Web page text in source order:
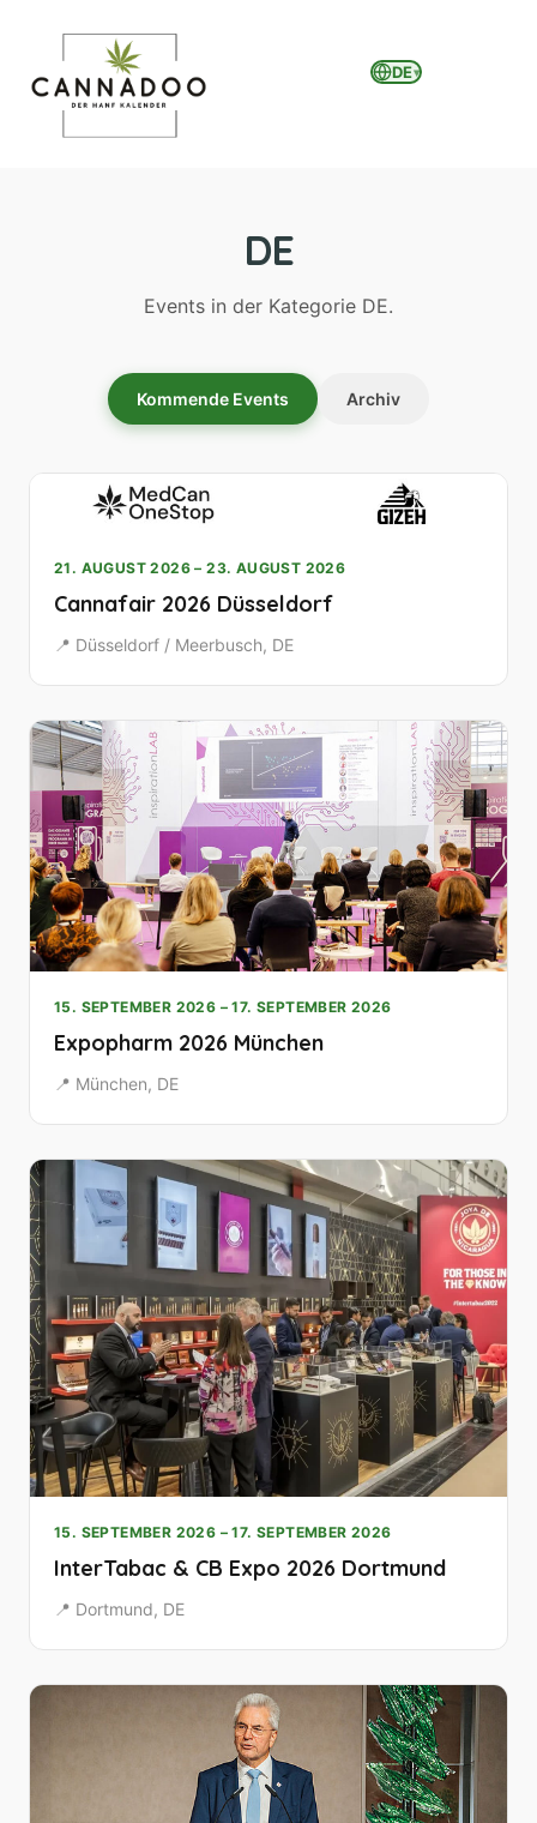
DE▾
DE
Events in der Kategorie DE.
Kommende Events Archiv
21. AUGUST 2026 – 23. AUGUST 2026
Cannafair 2026 Düsseldorf
📍 Düsseldorf / Meerbusch, DE
15. SEPTEMBER 2026 – 17. SEPTEMBER 2026
Expopharm 2026 München
📍 München, DE
15. SEPTEMBER 2026 – 17. SEPTEMBER 2026
InterTabac & CB Expo 2026 Dortmund
📍 Dortmund, DE